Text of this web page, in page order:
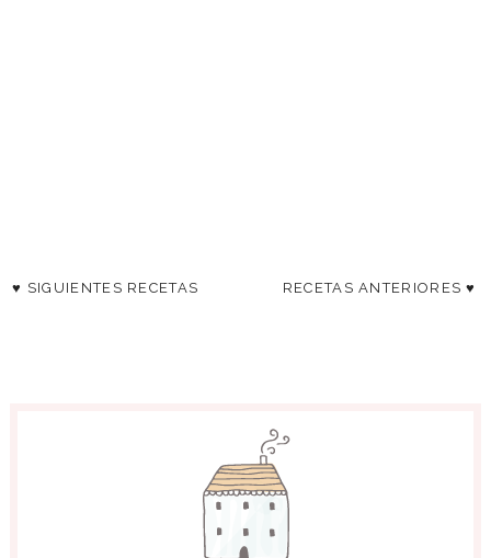
♥ SIGUIENTES RECETAS RECETAS ANTERIORES ♥